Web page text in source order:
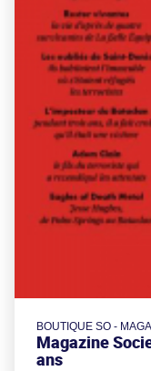
BOUTIQUE SO -
Magazine
ans